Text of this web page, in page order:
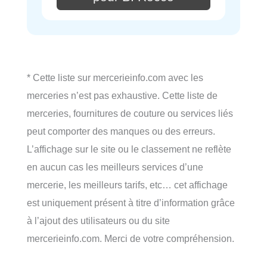
* Cette liste sur mercerieinfo.com avec les
merceries n’est pas exhaustive. Cette liste de
merceries, fournitures de couture ou services liés
peut comporter des manques ou des erreurs.
L’affichage sur le site ou le classement ne reflète
en aucun cas les meilleurs services d’une
mercerie, les meilleurs tarifs, etc… cet affichage
est uniquement présent à titre d’information grâce
à l’ajout des utilisateurs ou du site
mercerieinfo.com. Merci de votre compréhension.